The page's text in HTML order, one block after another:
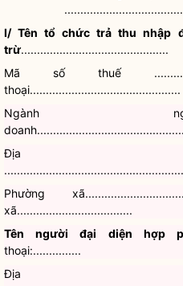
I/ Tên tổ chức trả thu nhập
trừ..............................................
Mã số thuế
thoại...............................................
Ngành
Địa
Phường
xã....................................
Tên người đại diện hợp
thoại:...............
Địa